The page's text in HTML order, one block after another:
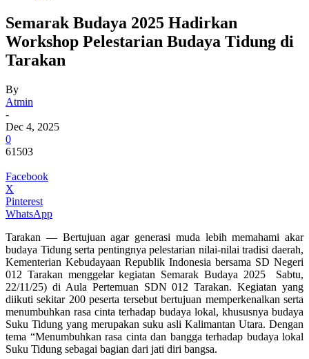
Semarak Budaya 2025 Hadirkan
Workshop Pelestarian Budaya Tidung di
Tarakan
By
Atmin
-
Dec 4, 2025
0
61503
Facebook
X
Pinterest
WhatsApp
Tarakan — Bertujuan agar generasi muda lebih memahami akar
budaya Tidung serta pentingnya pelestarian nilai-nilai tradisi daerah,
Kementerian Kebudayaan Republik Indonesia bersama SD Negeri
012 Tarakan menggelar kegiatan Semarak Budaya 2025 Sabtu,
22/11/25) di Aula Pertemuan SDN 012 Tarakan. Kegiatan yang
diikuti sekitar 200 peserta tersebut bertujuan memperkenalkan serta
menumbuhkan rasa cinta terhadap budaya lokal, khususnya budaya
Suku Tidung yang merupakan suku asli Kalimantan Utara. Dengan
tema “Menumbuhkan rasa cinta dan bangga terhadap budaya lokal
Suku Tidung sebagai bagian dari jati diri bangsa.